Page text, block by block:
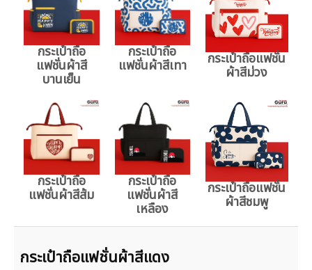
กระเป๋าถือ
แฟชั่นผ้าสี
บานเย็น
กระเป๋าถือ
แฟชั่นผ้าสีเทา กระเป๋าถือแฟชั่น
ผ้าสีม่วง
กระเป๋าถือ
แฟชั่นผ้าสีส้ม
กระเป๋าถือ
แฟชั่นผ้าสี
เหลือง
กระเป๋าถือแฟชั่น
ผ้าสีชมพู
กระเป๋าถือแฟชั่นผ้าสีแดง